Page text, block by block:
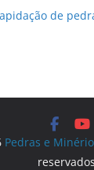
de
Pedras e